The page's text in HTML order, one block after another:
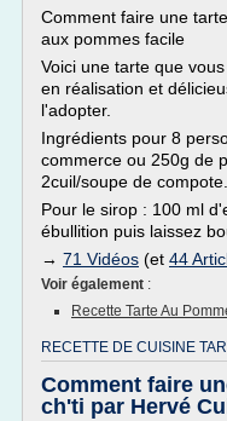
Comment faire une
aux pommes facile
Voici une tarte que
en réalisation et
l'adopter.
Ingrédients pour 8
commerce ou 250g de
2cuil/soupe de compote.
Pour le sirop : 100 ml
ébullition puis laissez
→ 71 Vidéos (et 44
Voir également :
Recette Tarte Au
RECETTE DE CUISINE
Comment faire
ch'ti par Hervé